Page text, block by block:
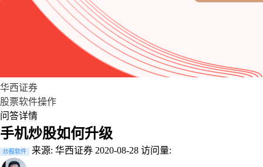
华西证券
股票软件操作
问答详情
手机炒股如何升级
炒股软件 来源: 华西证券 2020-08-28 访问量: